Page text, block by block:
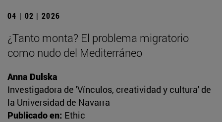
04 | 02 | 2026
¿Tanto monta? El problema migratorio
como nudo del Mediterráneo
Anna Dulska
Investigadora de 'Vínculos, creatividad y cultura' de
la Universidad de Navarra
Publicado en: Ethic